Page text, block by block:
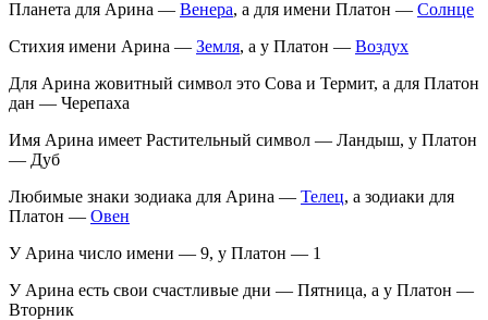
Планета для Арина — Венера, а для имени Платон — Солнце
Стихия имени Арина — Земля, а у Платон — Воздух
Для Арина жовитный символ это Сова и Термит, а для Платон
дан — Черепаха
Имя Арина имеет Растительный символ — Ландыш, у Платон
— Дуб
Любимые знаки зодиака для Арина — Телец, а зодиаки для
Платон — Овен
У Арина число имени — 9, у Платон — 1
У Арина есть свои счастливые дни — Пятница, а у Платон —
Вторник